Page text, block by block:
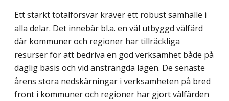
Ett starkt totalförsvar kräver ett robust samhälle i
alla delar. Det innebär bl.a. en väl utbyggd välfärd
där kommuner och regioner har tillräckliga
resurser för att bedriva en god verksamhet både på
daglig basis och vid ansträngda lägen. De senaste
årens stora nedskärningar i verksamheten på bred
front i kommuner och regioner har gjort väl­färden